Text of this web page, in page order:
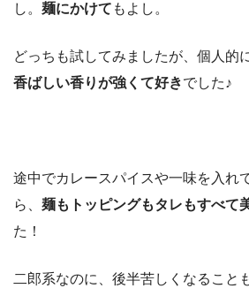
し。 麺にかけて もよし。
どっちも試してみましたが、個人的
香ばしい香りが強くて好きでした♪
途中でカレースパイスや一味を入れ
ら、 麺もトッピングもタレもすべて
た！
二郎系なのに、後半苦しくなること